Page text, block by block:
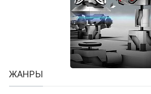
ZooKeeper
ЖАНРЫ